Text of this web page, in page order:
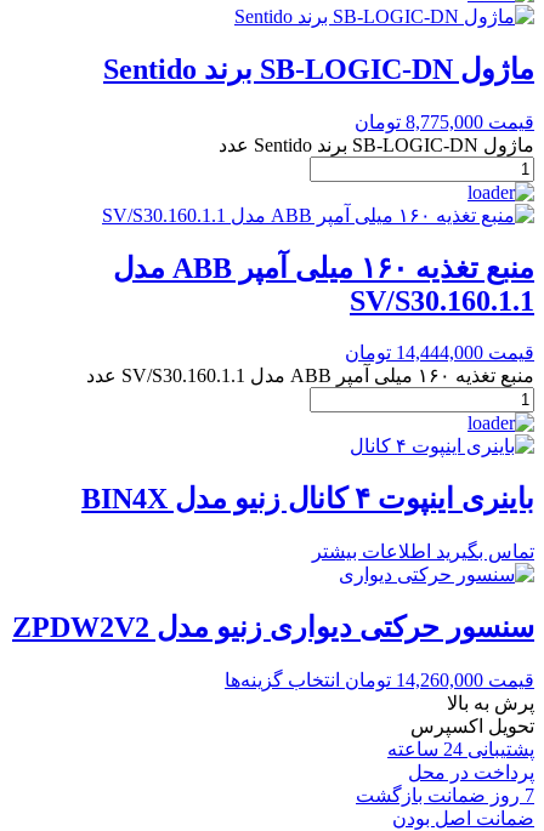
ماژول SB-LOGIC-DN برند Sentido
قیمت 8,775,000 تومان
ماژول SB-LOGIC-DN برند Sentido عدد
منبع تغذیه ۱۶۰ میلی آمپر ABB مدل
SV/S30.160.1.1
قیمت 14,444,000 تومان
منبع تغذیه ۱۶۰ میلی آمپر ABB مدل SV/S30.160.1.1 عدد
باینری اینپوت ۴ کانال زنیو مدل BIN4X
تماس بگیرید اطلاعات بیشتر
سنسور حرکتی دیواری زنیو مدل ZPDW2V2
قیمت 14,260,000 تومان انتخاب گزینه‌ها
پرش به بالا
تحویل اکسپرس
پشتیبانی 24 ساعته
پرداخت در محل
7 روز ضمانت بازگشت
ضمانت اصل بودن